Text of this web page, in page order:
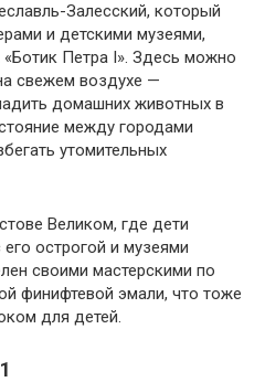
Залесский, который
и детскими музеями,
Петра I». Здесь можно
свежем воздухе —
домашних животных в
между городами
утомительных
Великом, где дети
острогой и музеями
своими мастерскими по
финифтевой эмали, что тоже
для детей.